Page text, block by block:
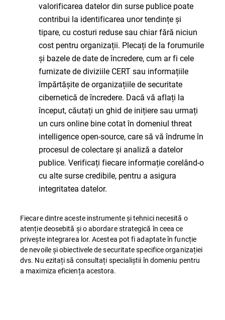
valorificarea datelor din surse publice poate
contribui la identificarea unor tendințe și
tipare, cu costuri reduse sau chiar fără niciun
cost pentru organizații. Plecați de la forumurile
și bazele de date de încredere, cum ar fi cele
furnizate de diviziile CERT sau informațiile
împărtășite de organizațiile de securitate
cibernetică de încredere. Dacă vă aflați la
început, căutați un ghid de inițiere sau urmați
un curs online bine cotat în domeniul threat
intelligence open-source, care să vă îndrume în
procesul de colectare și analiză a datelor
publice. Verificați fiecare informație corelând-o
cu alte surse credibile, pentru a asigura
integritatea datelor.
Fiecare dintre aceste instrumente și tehnici necesită o
atenție deosebită și o abordare strategică în ceea ce
privește integrarea lor. Acestea pot fi adaptate în funcție
de nevoile și obiectivele de securitate specifice organizației
dvs. Nu ezitați să consultați specialiștii în domeniu pentru
a maximiza eficiența acestora.